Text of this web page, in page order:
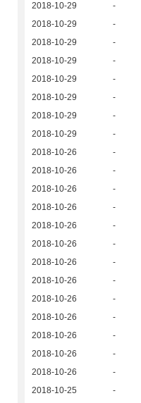
2018-10-29
-
2018-10-29
-
2018-10-29
-
2018-10-29
-
2018-10-29
-
2018-10-29
-
2018-10-29
-
2018-10-29
-
2018-10-26
-
2018-10-26
-
2018-10-26
-
2018-10-26
-
2018-10-26
-
2018-10-26
-
2018-10-26
-
2018-10-26
-
2018-10-26
-
2018-10-26
-
2018-10-26
-
2018-10-26
-
2018-10-26
-
2018-10-25
-